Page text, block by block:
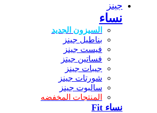
جينز
نساء
السيزون الجديد
بناطيل جينز
فيست جينز
فساتين جيتز
جيبات جينز
شورتات جينز
سالبوت جينز
المنتجات المخفضه
نساء Fit